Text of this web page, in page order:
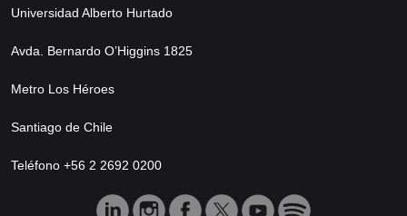
Universidad Alberto Hurtado
Avda. Bernardo O’Higgins 1825
Metro Los Héroes
Santiago de Chile
Teléfono +56 2 2692 0200